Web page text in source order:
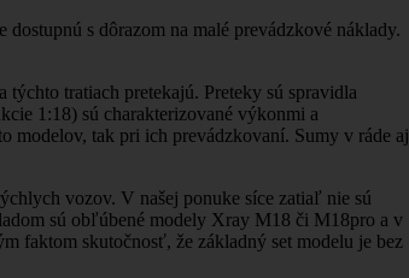
s dôrazom na malé prevádzkové náklady.
tratiach pretekajú. Preteky sú spravidla
1:18) sú charakterizované výkonmi a
modelov, tak pri ich prevádzkovaní. Sumy v ráde aj
vozov. V našej ponuke síce zatiaľ nie sú
sú obľúbené modely Xray M18 či M18pro a v
faktom skutočnosť, že základný set modelu je bez